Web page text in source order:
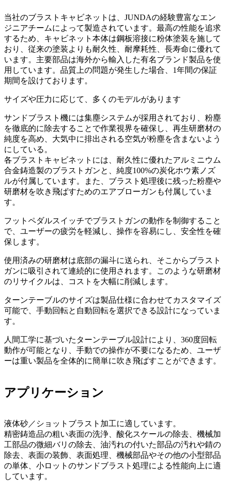
当社のブラストキャビネットは、JUNDAの経験豊富なエン
ジニアチームによって製造されています。最高の性能を追求
するため、キャビネット本体は鋼板溶接に粉体塗装を施して
おり、従来の塗装よりも耐久性、耐摩耗性、長寿命に優れて
います。主要部品は海外から輸入した有名ブランド製品を使
用しています。品質上の問題が発生した場合、1年間の保証
期間を設けております。
サイズや圧力に応じて、多くのモデルがあります
サンドブラスト機には集塵システムが採用されており、粉塵
を徹底的に除去することで作業視界を確保し、再生研磨材の
純度を高め、大気中に排出される空気が粉塵を含まないよう
にしている。
各ブラストキャビネットには、耐久性に優れたアルミニウム
合金鋳造製のブラストガンと、純度100%の炭化ホウ素ノズ
ルが付属しています。また、ブラスト処理後に残った粉塵や
研磨材を吹き飛ばすためのエアブローガンも付属していま
す。
フットペダルスイッチでブラストガンの動作を制御すること
で、ユーザーの疲労を軽減し、操作を容易にし、安全性を確
保します。
使用済みの研磨材は底部の漏斗に送られ、そこからブラスト
ガンに吸引されて連続的に使用されます。このような研磨材
のリサイクルは、コストを大幅に削減します。
ターンテーブルのサイズは製品仕様に合わせてカスタマイズ
可能で、手動回転と自動回転を選択できる設計になっていま
す。
人間工学に基づいたターンテーブル設計により、360度回転
動作が可能となり、手動での操作が不要になるため、ユーザ
ーは重い製品を全体的に簡単に吹き飛ばすことができます。
アプリケーション
液体砂／ショットブラスト加工に適しています。
精密鋳造品の粗い表面の洗浄、酸化スケールの除去、機械加
工部品の微細バリの除去、油汚れの付いた部品の汚れや錆の
除去、表面の装飾、表面処理、機械部品やその他の小型部品
の単体、小ロットのサンドブラスト処理による性能向上に適
しています。